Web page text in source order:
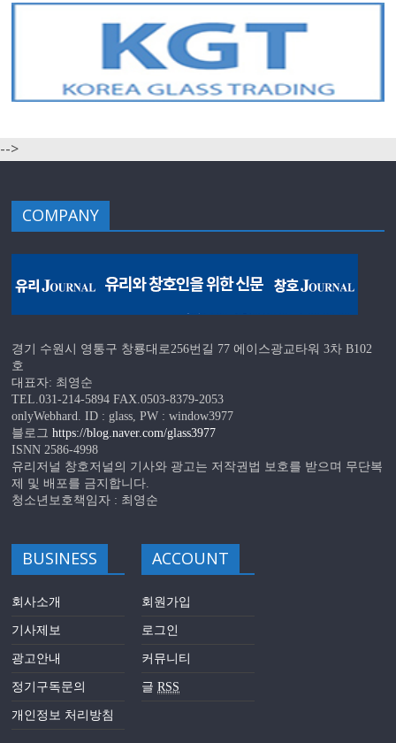
-->
COMPANY
경기 수원시 영통구 창룡대로256번길 77 에이스광교타워 3차 B102
호
대표자: 최영순
TEL.031-214-5894 FAX.0503-8379-2053
onlyWebhard. ID : glass, PW : window3977
블로그https://blog.naver.com/glass3977
ISNN 2586-4998
유리저널 창호저널의 기사와 광고는 저작권법 보호를 받으며 무단복
제 및 배포를 금지합니다.
청소년보호책임자 : 최영순
BUSINESS
회사소개
기사제보
광고안내
정기구독문의
개인정보 처리방침
ACCOUNT
회원가입
로그인
커뮤니티
글RSS